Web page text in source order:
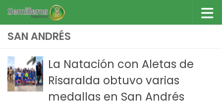
Saltar al contenido
SAN ANDRÉS
La Natación con Aletas de
Risaralda obtuvo varias
medallas en San Andrés